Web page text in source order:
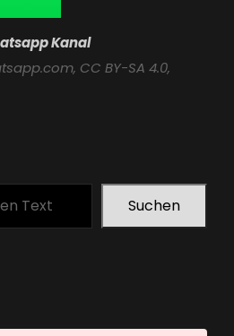
Kanal
, CC BY-SA 4.0,
Suchen